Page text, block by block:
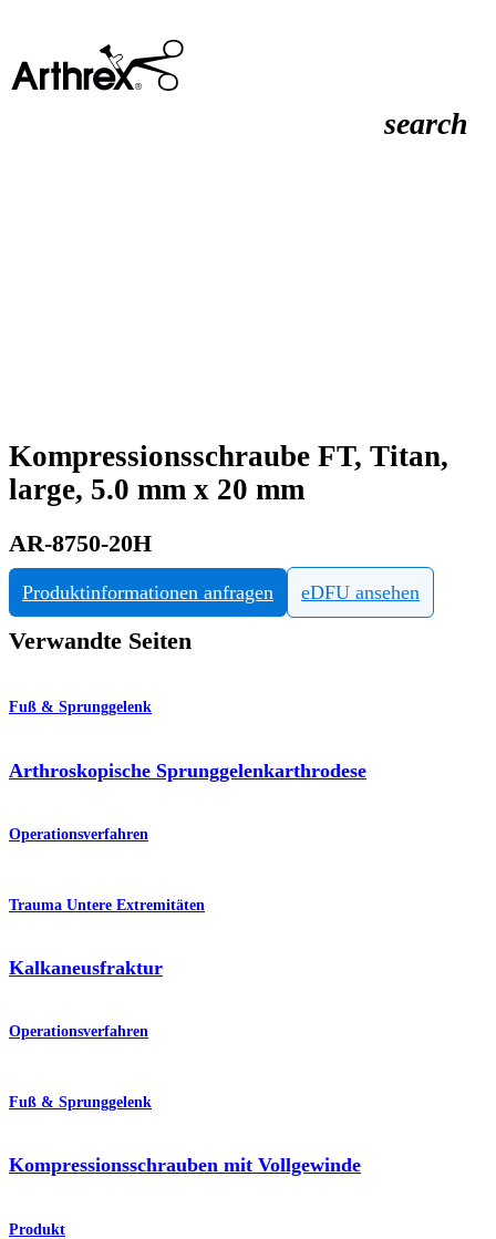
search
Kompressionsschraube FT, Titan,
large, 5.0 mm x 20 mm
AR-8750-20H
Produktinformationen anfragen eDFU ansehen
Verwandte Seiten
Fuß & Sprunggelenk
Arthroskopische Sprunggelenkarthrodese
Operationsverfahren
Trauma Untere Extremitäten
Kalkaneusfraktur
Operationsverfahren
Fuß & Sprunggelenk
Kompressionsschrauben mit Vollgewinde
Produkt